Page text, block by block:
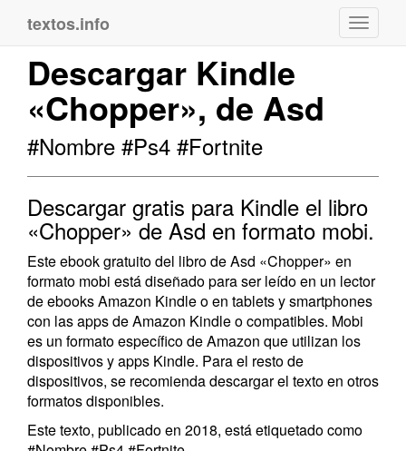
textos.info
Descargar Kindle
«Chopper», de Asd
#Nombre #Ps4 #Fortnite
Descargar gratis para Kindle el libro
«Chopper» de Asd en formato mobi.
Este ebook gratuito del libro de Asd «Chopper» en
formato mobi está diseñado para ser leído en un lector
de ebooks Amazon Kindle o en tablets y smartphones
con las apps de Amazon Kindle o compatibles. Mobi
es un formato específico de Amazon que utilizan los
dispositivos y apps Kindle. Para el resto de
dispositivos, se recomienda descargar el texto en otros
formatos disponibles.
Este texto, publicado en 2018, está etiquetado como